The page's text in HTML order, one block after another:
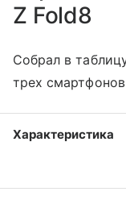
Z Fold8
Собрал в
трех
Характеристика